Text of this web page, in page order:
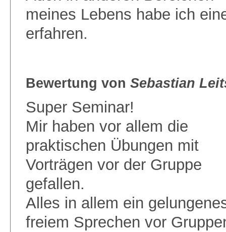
meines Lebens habe ich
erfahren.
Bewertung von Sebastian
Super Seminar!
Mir haben vor allem die
praktischen Übungen mit
Vorträgen vor der Gruppe
gefallen.
Alles in allem ein
freiem Sprechen vor